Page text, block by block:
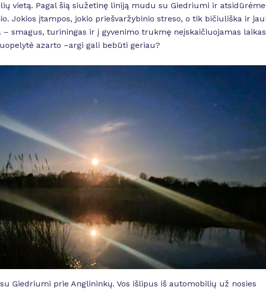
vietą. Pagal šią siužetinę liniją mudu su Giedriumi ir atsidūrėme
Jokios įtampos, jokio priešvaržybinio streso, o tik bičiuliška ir
– smagus, turiningas ir į gyvenimo trukmę neįskaičiuojamas
azarto –argi gali bebūti geriau?
Giedriumi prie Anglininkų. Vos išlipus iš automobilių už nosies